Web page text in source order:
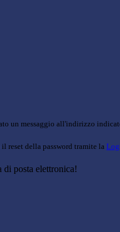
un messaggio all'indirizzo
reset della password tramite la
di posta elettronica!